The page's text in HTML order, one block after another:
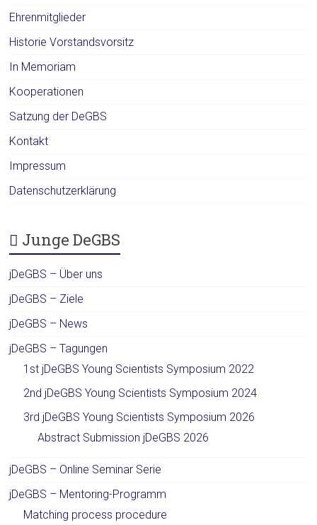
Ehrenmitglieder
Historie Vorstandsvorsitz
In Memoriam
Kooperationen
Satzung der DeGBS
Kontakt
Impressum
Datenschutzerklärung
Junge DeGBS
jDeGBS – Über uns
jDeGBS – Ziele
jDeGBS – News
jDeGBS – Tagungen
1st jDeGBS Young Scientists Symposium 2022
2nd jDeGBS Young Scientists Symposium 2024
3rd jDeGBS Young Scientists Symposium 2026
Abstract Submission jDeGBS 2026
jDeGBS – Online Seminar Serie
jDeGBS – Mentoring-Programm
Matching process procedure